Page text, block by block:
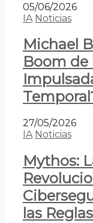
05/06/2026
IA Noticias
Michael
Boom de
27/05/2026
IA Noticias
Mythos:
las